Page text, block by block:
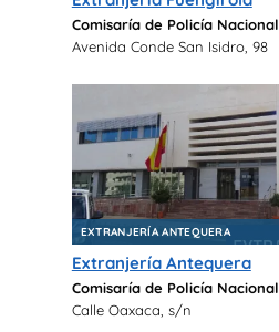
Comisaría de Policía Nacional
Avenida Conde San Isidro, 98
EXTRANJERÍA ANTEQUERA
Extranjería Antequera
Comisaría de Policía Nacional
Calle Oaxaca, s/n